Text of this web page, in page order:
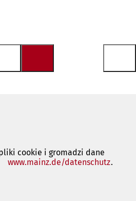
cookie i gromadzi dane
www.mainz.de/datenschutz.